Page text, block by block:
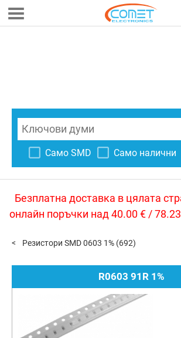
Само SMD Само налични
Безплатна доставка в цялата
онлайн поръчки над 40.00 € /
Резистори SMD 0603 1% (692)
R0603 91R 1%